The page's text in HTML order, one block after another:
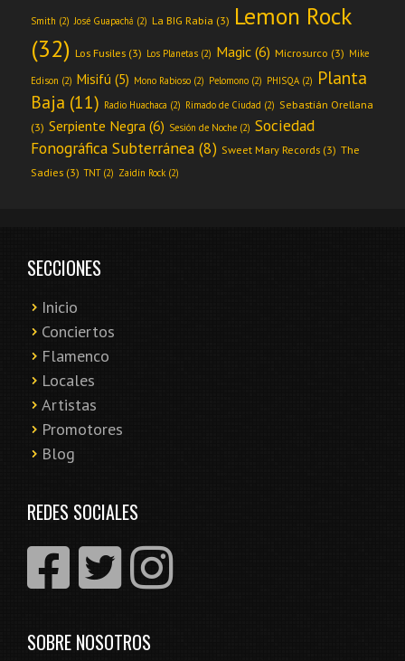
Smith (2) José Guapachá (2) La BIG Rabia (3) Lemon Rock
(32) Los Fusiles (3) Los Planetas (2) Magic (6) Microsurco (3) Mike
Edison (2) Misifú (5) Mono Rabioso (2) Pelomono (2) PHISQA (2) Planta
Baja (11) Radio Huachaca (2) Rimado de Ciudad (2) Sebastián Orellana
(3) Serpiente Negra (6) Sesión de Noche (2) Sociedad
Fonográfica Subterránea (8) Sweet Mary Records (3) The
Sadies (3) TNT(2) Zaidín Rock (2)
SECCIONES
Inicio
Conciertos
Flamenco
Locales
Artistas
Promotores
Blog
REDES SOCIALES
SOBRE NOSOTROS